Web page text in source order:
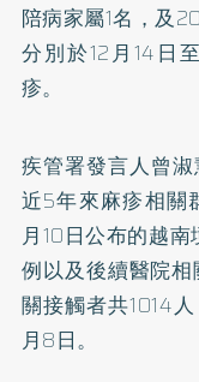
陪病家屬1名，及
分別於12月14日
疹。
疾管署發言人曾
近5年來麻疹相關
月10日公布的越
例以及後續醫院
關接觸者共1014
月8日。